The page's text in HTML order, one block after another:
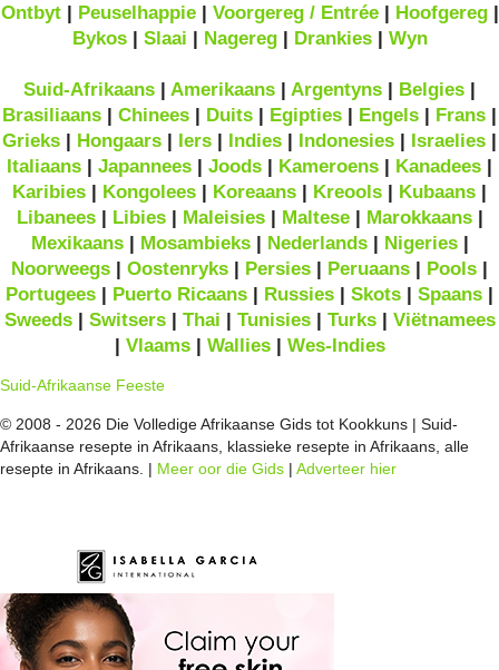
Ontbyt| Peuselhappie| Voorgereg / Entrée| Hoofgereg|
Bykos| Slaai | Nagereg| Drankies| Wyn
Suid-Afrikaans | Amerikaans | Argentyns | Belgies |
Brasiliaans | Chinees | Duits | Egipties | Engels | Frans |
Grieks | Hongaars | Iers | Indies | Indonesies | Israelies |
Italiaans | Japannees | Joods | Kameroens | Kanadees |
Karibies | Kongolees | Koreaans | Kreools | Kubaans |
Libanees| Libies| Maleisies| Maltese| Marokkaans|
Mexikaans| Mosambieks| Nederlands| Nigeries|
Noorweegs | Oostenryks | Persies | Peruaans | Pools |
Portugees | Puerto Ricaans | Russies | Skots | Spaans |
Sweeds| Switsers| Thai | Tunisies| Turks| Viëtnamees
| Vlaams| Wallies| Wes-Indies
Suid-Afrikaanse Feeste
© 2008 - 2026 Die Volledige Afrikaanse Gids tot Kookkuns | Suid-
Afrikaanse resepte in Afrikaans, klassieke resepte in Afrikaans, alle
resepte in Afrikaans. | Meer oor die Gids | Adverteer hier